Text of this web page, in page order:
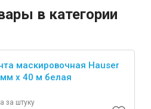
в категории
маскировочная Hauser
х 40 м белая
за штуку